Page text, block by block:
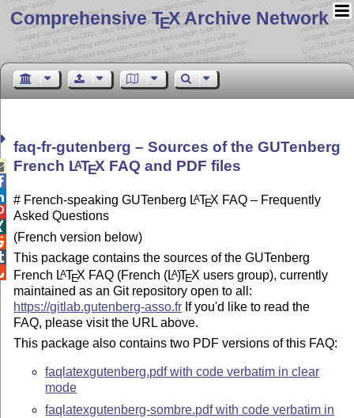
Comprehensive TEX Archive Network
faq-fr-gutenberg – Sources of the GUTenberg
French LATEX FAQ and PDF files
# French-speaking GUTenberg LATEX FAQ – Frequently
Asked Questions
(French version below)
This package contains the sources of the GUTenberg
French LATEX FAQ (French (LA)TEX users group), currently
maintained as an Git repository open to all:
https://gitlab.gutenberg-asso.fr If you'd like to read the
FAQ, please visit the URL above.
This package also contains two PDF versions of this FAQ:
faqlatexgutenberg.pdf with code verbatim in clear
mode
faqlatexgutenberg-sombre.pdf with code verbatim in